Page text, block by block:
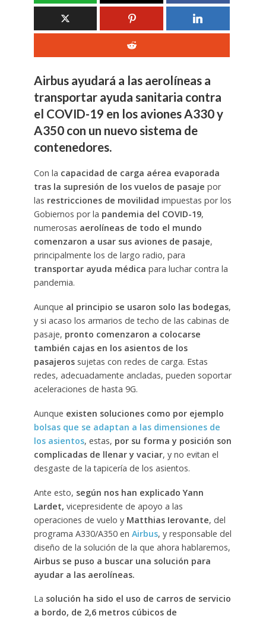
Airbus ayudará a las aerolíneas a
transportar ayuda sanitaria contra
el COVID-19 en los aviones A330 y
A350 con un nuevo sistema de
contenedores.
Con la capacidad de carga aérea evaporada
tras la supresión de los vuelos de pasaje por
las restricciones de movilidad impuestas por los
Gobiernos por la pandemia del COVID-19,
numerosas aerolíneas de todo el mundo
comenzaron a usar sus aviones de pasaje,
principalmente los de largo radio, para
transportar ayuda médica para luchar contra la
pandemia.
Aunque al principio se usaron solo las bodegas,
y si acaso los armarios de techo de las cabinas de
pasaje, pronto comenzaron a colocarse
también cajas en los asientos de los
pasajerossujetas con redes de carga. Estas
redes, adecuadamente ancladas, pueden soportar
aceleraciones de hasta 9G.
Aunque existen soluciones como por ejemplo
bolsas que se adaptan a las dimensiones de
los asientos, estas, por su forma y posición son
complicadas de llenar y vaciar, y no evitan el
desgaste de la tapicería de los asientos.
Ante esto, según nos han explicado Yann
Lardet, vicepresidente de apoyo a las
operaciones de vuelo y Matthias Ierovante, del
programa A330/A350 en Airbus, y responsable del
diseño de la solución de la que ahora hablaremos,
Airbus se puso a buscar una solución para
ayudar a las aerolíneas.
La solución ha sido el uso de carros de servicio
a bordo, de 2,6 metros cúbicos de